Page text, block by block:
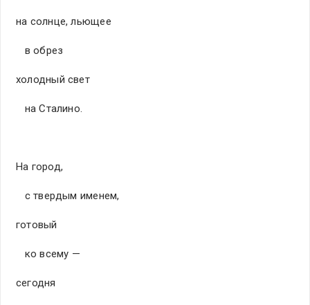
на солнце, льющее
в обрез
холодный свет
на Сталино.
На город,
с твердым именем,
готовый
ко всему —
сегодня